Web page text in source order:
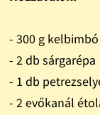
- 300 g kelbimbó
- 2 db sárgarépa
- 1 db
- 2 evőkanál